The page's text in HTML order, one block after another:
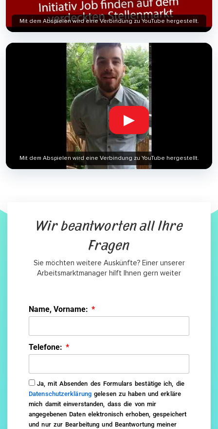
Mit dem Abspielen wird eine Verbindung zu YouTube hergestellt.
▶
Mit dem Abspielen wird eine Verbindung zu YouTube hergestellt.
Wir beantworten all Ihre
Fragen
Sie möchten weitere Auskünfte? Einer unserer
Arbeitsmarktmanager hilft Ihnen gern weiter
Name, Vorname:
Telefone:
Ja, mit Absenden des Formulars bestätige ich, die
Datenschutzerklärung gelesen zu haben und erkläre
mich damit einverstanden, dass die von mir
angegebenen Daten elektronisch erhoben, gespeichert
und nur zur Bearbeitung und Beantwortung meiner